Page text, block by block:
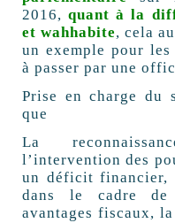
2016,quant à la
et wahhabite, cela
un exemple pour les
à passer par une
Prise en charge du
que
La
l’intervention des
un déficit financier,
dans le cadre de
avantages fiscaux,